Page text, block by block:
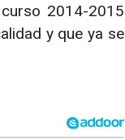
2014-2015
y que ya se